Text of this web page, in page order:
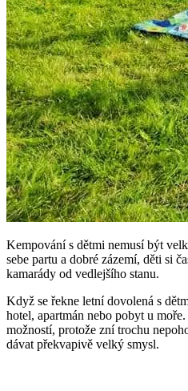
Kempování s dětmi nemusí být
sebe partu a dobré zázemí, děti si
kamarády od vedlejšího stanu.
Když se řekne letní dovolená s
hotel, apartmán nebo pobyt u
možností, protože zní trochu
dávat překvapivě velký smysl.